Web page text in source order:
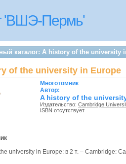
'ВШЭ-Пермь'
каталог: A history of the university
of the university in Europe
Многотомник
Автор:
A history of the
Издательство: Cambridge
ISBN отсутствует
university in Europe: в 2 т. – Cambridge: